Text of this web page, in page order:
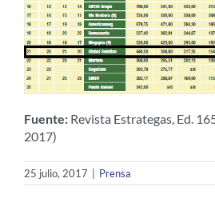
Fuente: Revista Estrategas, Ed.
2017)
25 julio, 2017 Prensa